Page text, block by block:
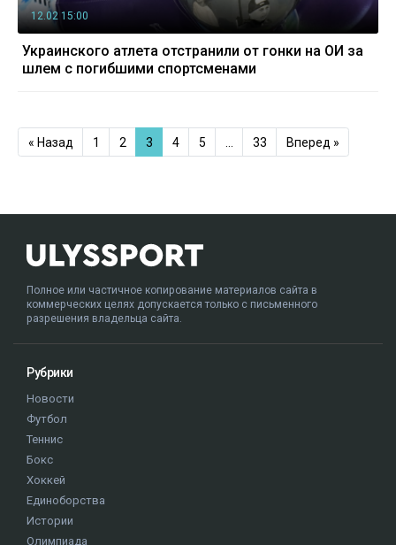
12.02 15:00
Украинского атлета отстранили от гонки на ОИ за
шлем с погибшими спортсменами
« Назад 1 2 3 4 5 33 Вперед »
Полное или частичное копирование материалов сайта в
коммерческих целях допускается только с письменного
разрешения владельца сайта.
Рубрики
Новости
Футбол
Теннис
Бокс
Хоккей
Единоборства
Истории
Олимпиада